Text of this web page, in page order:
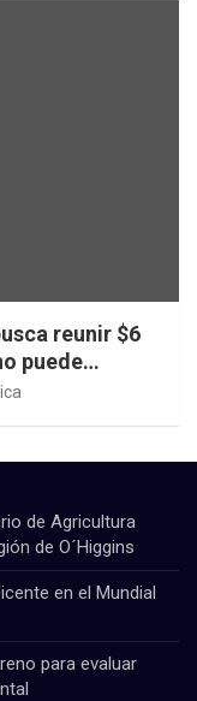
reunir $6
puede
de Agricultura
de O´Higgins
en el Mundial
para evaluar